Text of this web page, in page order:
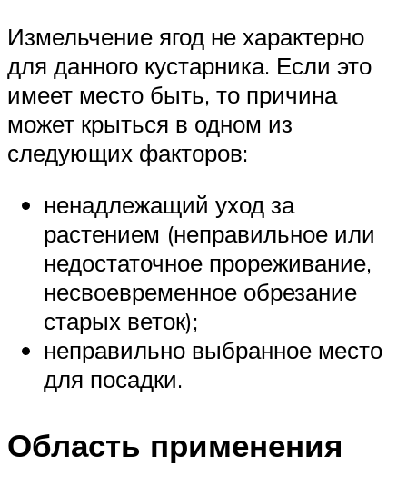
Измельчение ягод не характерно
для данного кустарника. Если это
имеет место быть, то причина
может крыться в одном из
следующих факторов:
ненадлежащий уход за
растением (неправильное или
недостаточное прореживание,
несвоевременное обрезание
старых веток);
неправильно выбранное место
для посадки.
Область применения